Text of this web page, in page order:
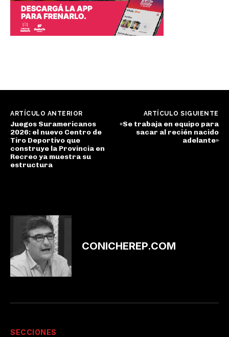
ARTÍCULO ANTERIOR
Juegos Suramericanos
2026: el nuevo Centro de
Tiro Deportivo que
construye la Provincia en
Recreo ya muestra su
estructura
ARTÍCULO SIGUIENTE
«Se trabaja en equipo para
sacar al recién nacido
adelante»
CONICHEREP.COM
SECCIONES